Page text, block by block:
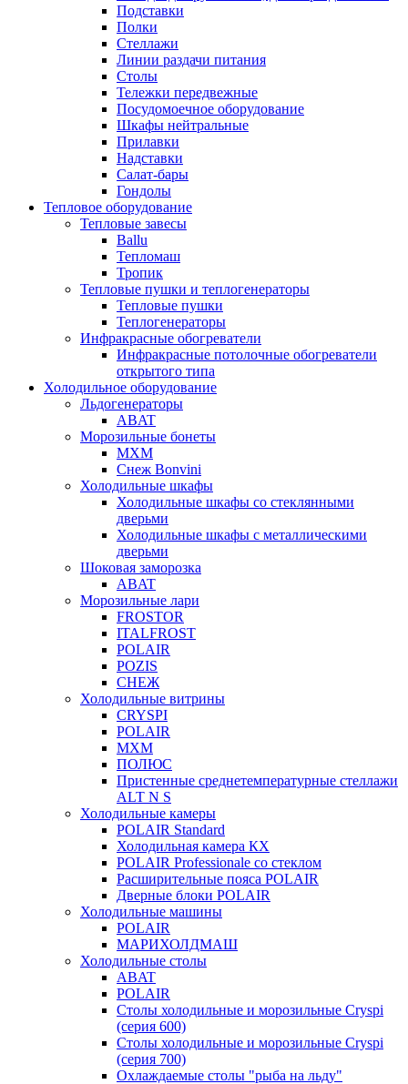
Подставки
Полки
Стеллажи
Линии раздачи питания
Столы
Тележки передвежные
Посудомоечное оборудование
Шкафы нейтральные
Прилавки
Надставки
Салат-бары
Гондолы
Тепловое оборудование
Тепловые завесы
Ballu
Тепломаш
Тропик
Тепловые пушки и теплогенераторы
Тепловые пушки
Теплогенераторы
Инфракрасные обогреватели
Инфракрасные потолочные обогреватели
открытого типа
Холодильное оборудование
Льдогенераторы
ABAT
Морозильные бонеты
МХМ
Снеж Bonvini
Холодильные шкафы
Холодильные шкафы cо стеклянными
дверьми
Холодильные шкафы с металлическими
дверьми
Шоковая заморозка
ABAT
Морозильные лари
FROSTOR
ITALFROST
POLAIR
POZIS
СНЕЖ
Холодильные витрины
CRYSPI
POLAIR
МХМ
ПОЛЮС
Пристенные среднетемпературные стеллажи
ALT N S
Холодильные камеры
POLAIR Standard
Холодильная камера КХ
POLAIR Professionale со стеклом
Расширительные пояса POLAIR
Дверные блоки POLAIR
Холодильные машины
POLAIR
МАРИХОЛДМАШ
Холодильные столы
ABAT
POLAIR
Столы холодильные и морозильные Cryspi
(серия 600)
Столы холодильные и морозильные Cryspi
(серия 700)
Охлаждаемые столы "рыба на льду"